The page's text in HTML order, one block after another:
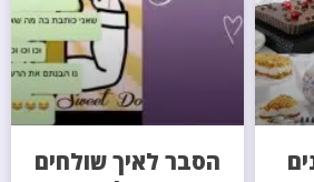
הסבר לאיך שולחים